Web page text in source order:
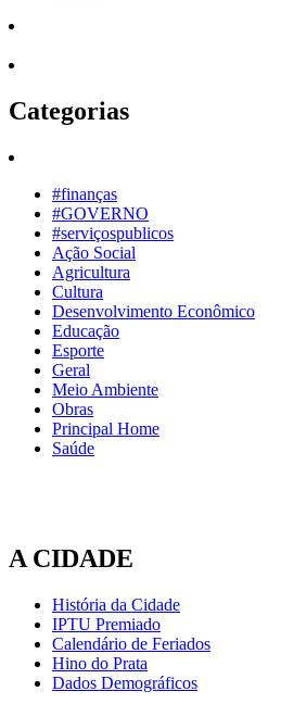
Categorias
#finanças
#GOVERNO
#serviçospublicos
Ação Social
Agricultura
Cultura
Desenvolvimento Econômico
Educação
Esporte
Geral
Meio Ambiente
Obras
Principal Home
Saúde
A CIDADE
História da Cidade
IPTU Premiado
Calendário de Feriados
Hino do Prata
Dados Demográficos